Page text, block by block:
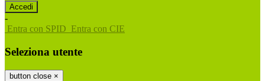
-
Entra con SPID Entra con CIE
Seleziona utente
button close ×